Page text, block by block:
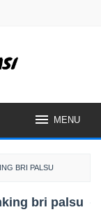
MENU
BRI PALSU
bri palsu